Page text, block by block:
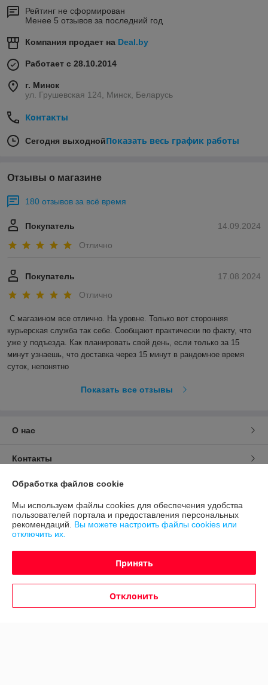
Рейтинг не сформирован
Менее 5 отзывов за последний год
Компания продает на Deal.by
Работает с 28.10.2014
г. Минск
ул. Грушевская 124, Минск, Беларусь
Контакты
Сегодня выходнойПоказать весь график работы
Отзывы о магазине
180 отзывов за всё время
14.09.2024
Покупатель
Отлично
17.08.2024
Покупатель
Отлично
С магазином все отлично. На уровне. Только вот сторонняя
курьерская служба так себе. Сообщают практически по факту, что
уже у подъезда. Как планировать свой день, если только за 15
минут узнаешь, что доставка через 15 минут в рандомное время
суток, непонятно
Показать все отзывы
О нас
Контакты
Доставка и оплата
График работы
Политика обработки cookies
Сайт создан на платформе Deal.by
Обработка файлов cookie
Мы используем файлы cookies для обеспечения удобства
пользователей портала и предоставления персональных
рекомендаций. Вы можете настроить файлы cookies или
отключить их.
Принять
Отклонить